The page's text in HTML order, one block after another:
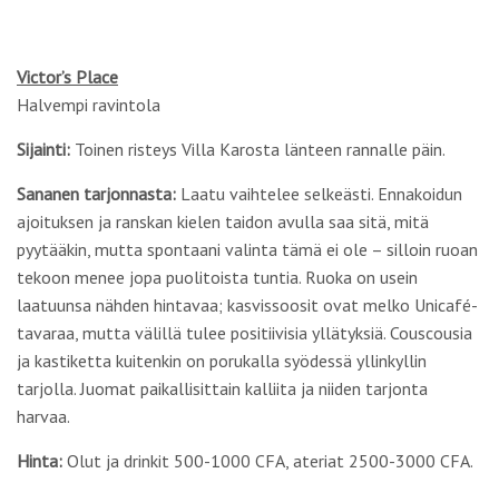
Victor’s Place
Halvempi ravintola
Sijainti: Toinen risteys Villa Karosta länteen rannalle päin.
Sananen tarjonnasta: Laatu vaihtelee selkeästi. Ennakoidun
ajoituksen ja ranskan kielen taidon avulla saa sitä, mitä
pyytääkin, mutta spontaani valinta tämä ei ole – silloin ruoan
tekoon menee jopa puolitoista tuntia. Ruoka on usein
laatuunsa nähden hintavaa; kasvissoosit ovat melko Unicafé-
tavaraa, mutta välillä tulee positiivisia yllätyksiä. Couscousia
ja kastiketta kuitenkin on porukalla syödessä yllinkyllin
tarjolla. Juomat paikallisittain kalliita ja niiden tarjonta
harvaa.
Hinta: Olut ja drinkit 500-1000 CFA, ateriat 2500-3000 CFA.